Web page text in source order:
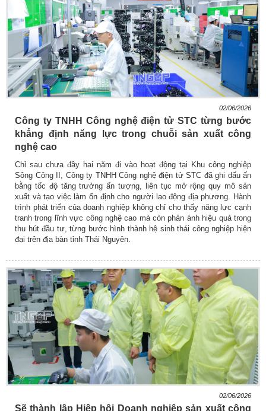
02/06/2026
Công ty TNHH Công nghệ điện tử STC từng bước
khẳng định năng lực trong chuỗi sản xuất công
nghệ cao
Chỉ sau chưa đầy hai năm đi vào hoạt động tại Khu công nghiệp
Sông Công II, Công ty TNHH Công nghệ điện tử STC đã ghi dấu ấn
bằng tốc độ tăng trưởng ấn tượng, liên tục mở rộng quy mô sản
xuất và tạo việc làm ổn định cho người lao động địa phương. Hành
trình phát triển của doanh nghiệp không chỉ cho thấy năng lực cạnh
tranh trong lĩnh vực công nghệ cao mà còn phản ánh hiệu quả trong
thu hút đầu tư, từng bước hình thành hệ sinh thái công nghiệp hiện
đại trên địa bàn tỉnh Thái Nguyên.
02/06/2026
Sẽ thành lập Hiệp hội Doanh nghiệp sản xuất công